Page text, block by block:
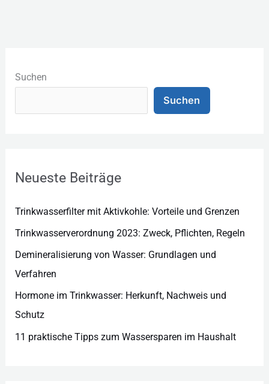
Suchen
Suchen
Neueste Beiträge
Trinkwasserfilter mit Aktivkohle: Vorteile und Grenzen
Trinkwasserverordnung 2023: Zweck, Pflichten, Regeln
Demineralisierung von Wasser: Grundlagen und
Verfahren
Hormone im Trinkwasser: Herkunft, Nachweis und
Schutz
11 praktische Tipps zum Wassersparen im Haushalt
a
e
r
e
n